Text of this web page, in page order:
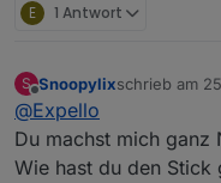
E 1 Antwort
S
Offline
Snoopylixschrieb am
zuletzt
@Expello
Du machst mich ganz
Wie hast du den Stick